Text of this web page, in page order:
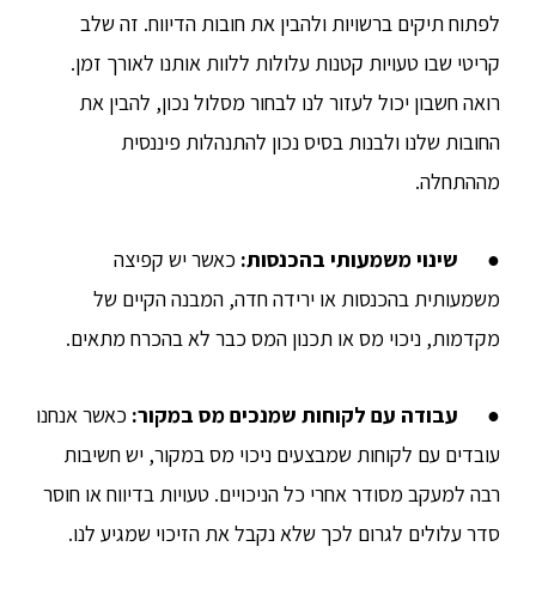
לפתוח תיקים ברשויות ולהבין את חובות הדיווח. זה שלב
קריטי שבו טעויות קטנות עלולות ללוות אותנו לאורך זמן.
רואה חשבון יכול לעזור לנו לבחור מסלול נכון, להבין את
החובות שלנו ולבנות בסיס נכון להתנהלות פיננסית
מההתחלה.
● שינוי משמעותי בהכנסות: כאשר יש קפיצה
משמעותית בהכנסות או ירידה חדה, המבנה הקיים של
מקדמות, ניכוי מס או תכנון המס כבר לא בהכרח מתאים.
● עבודה עם לקוחות שמנכים מס במקור: כאשר אנחנו
עובדים עם לקוחות שמבצעים ניכוי מס במקור, יש חשיבות
רבה למעקב מסודר אחרי כל הניכויים. טעויות בדיווח או חוסר
סדר עלולים לגרום לכך שלא נקבל את הזיכוי שמגיע לנו.